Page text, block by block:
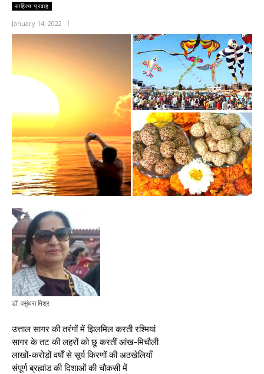
साहित्य प्रवाह
January 14, 2022
डॉ. वसुंधरा मिश्र
उत्ताल सागर की तरंगों में झिलमिल करती रश्मियां
सागर के तट की लहरों को छू करतीं आंख-मिचौली
लाखों-करोड़ों वर्षों से सूर्य किरणों की अठखेलियाँ
संपूर्ण ब्रह्मांड की दिशाओं की चौकसी में